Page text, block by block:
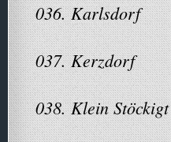
036. Karlsdorf
037. Kerzdorf
038. Klein Stöckigt